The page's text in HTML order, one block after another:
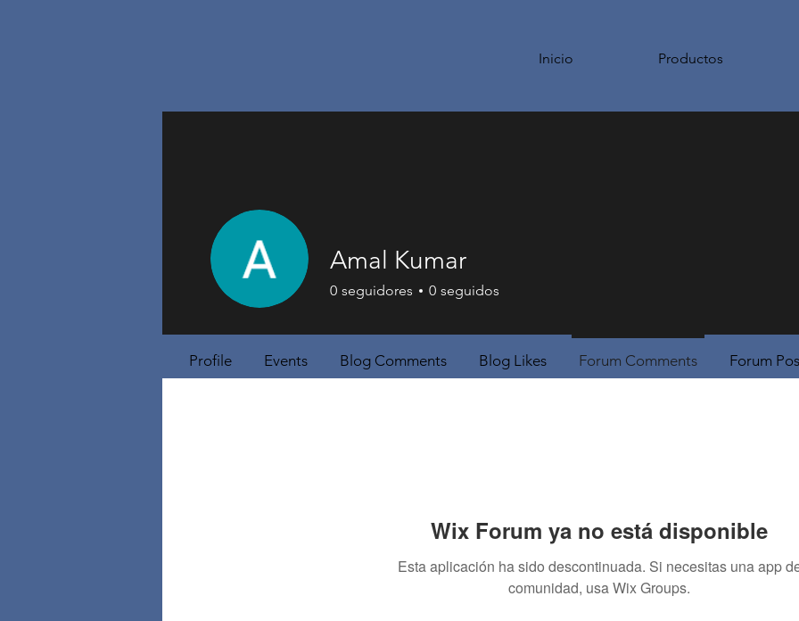
Inicio Productos
Wix Forum ya no está disponible
Esta aplicación ha sido descontinuada. Si necesitas una app
comunidad, usa Wix Groups.
Amal Kumar
0 seguidores 0 seguidos
Profile Events Blog Comments Blog Likes Forum Comments Forum